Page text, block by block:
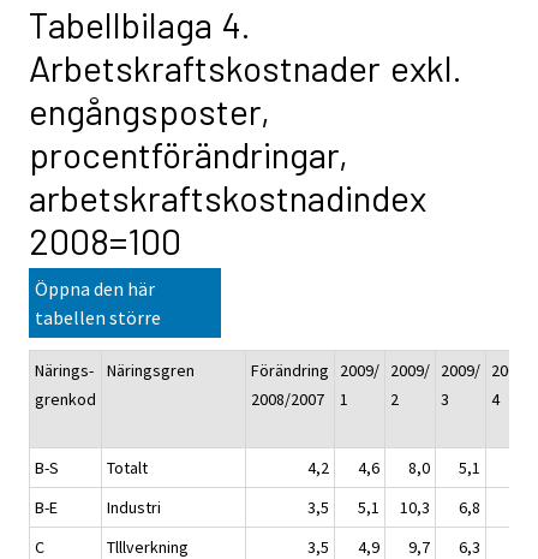
Tabellbilaga 4.
Arbetskraftskostnader exkl.
engångsposter,
procentförändringar,
arbetskraftskostnadindex
2008=100
Öppna den här
tabellen större
Närings-
grenkod
Näringsgren
Förändring
2008/2007
2009/
1
2009/
2
2009/
3
2009/
4
B-S Totalt 4,2 4,6 8,0 5,1
B-E
Industri 3,5 5,1 10,3 6,8
C
Tlllverkning 3,5 4,9 9,7 6,3